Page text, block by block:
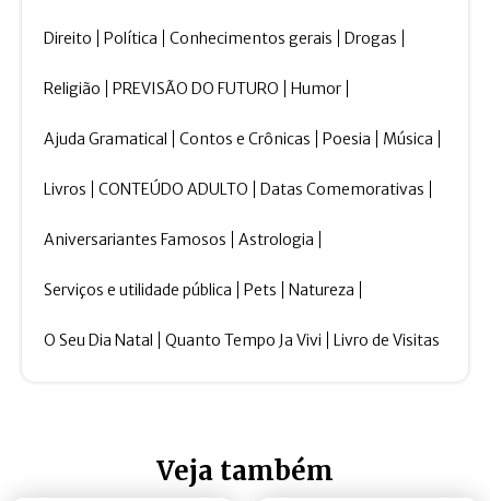
Direito Política Conhecimentos gerais Drogas
Religião PREVISÃO DO FUTURO Humor
Ajuda Gramatical Contos e Crônicas Poesia Música
Livros CONTEÚDO ADULTO Datas Comemorativas
Aniversariantes Famosos Astrologia
Serviços e utilidade pública Pets Natureza
O Seu Dia Natal Quanto Tempo Ja Vivi Livro de Visitas
Veja também